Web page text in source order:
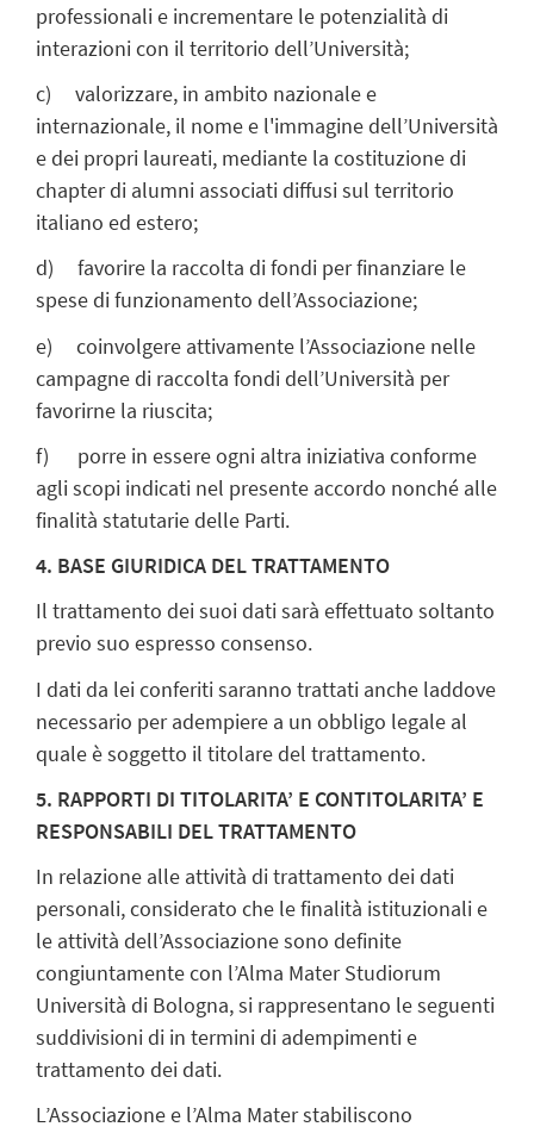
professionali e incrementare le potenzialità di
interazioni con il territorio dell’Università;
c) valorizzare, in ambito nazionale e
internazionale, il nome e l'immagine dell’Università
e dei propri laureati, mediante la costituzione di
chapter di alumni associati diffusi sul territorio
italiano ed estero;
d) favorire la raccolta di fondi per finanziare le
spese di funzionamento dell’Associazione;
e) coinvolgere attivamente l’Associazione nelle
campagne di raccolta fondi dell’Università per
favorirne la riuscita;
f) porre in essere ogni altra iniziativa conforme
agli scopi indicati nel presente accordo nonché alle
finalità statutarie delle Parti.
4. BASE GIURIDICA DEL TRATTAMENTO
Il trattamento dei suoi dati sarà effettuato soltanto
previo suo espresso consenso.
I dati da lei conferiti saranno trattati anche laddove
necessario per adempiere a un obbligo legale al
quale è soggetto il titolare del trattamento.
5. RAPPORTI DI TITOLARITA’ E CONTITOLARITA’ E
RESPONSABILI DEL TRATTAMENTO
In relazione alle attività di trattamento dei dati
personali, considerato che le finalità istituzionali e
le attività dell’Associazione sono definite
congiuntamente con l’Alma Mater Studiorum
Università di Bologna, si rappresentano le seguenti
suddivisioni di in termini di adempimenti e
trattamento dei dati.
L’Associazione e l’Alma Mater stabiliscono